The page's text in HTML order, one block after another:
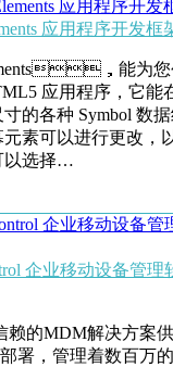
应用程序开发框
，能为您
应用程序，它
的各种 Symbol 数据终
素可以进行更改
可以选择…
企业移动设备管
的MDM解决方案供应
，管理着数百万的